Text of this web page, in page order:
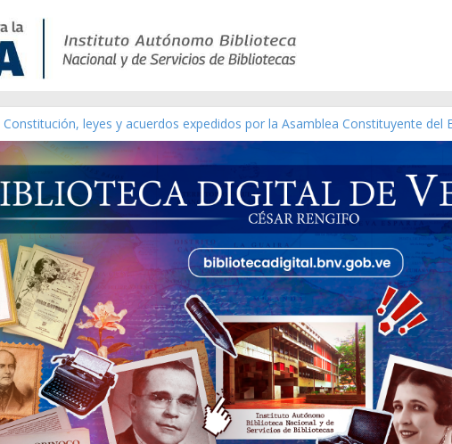
Constitución, leyes y acuerdos expedidos por la Asamblea Constituyente del
Una Parálisis [material gráfico]
Modesta Bor Sánchez [material gráfico]
Gaceta Oficial de la República de Venezuela año CXXXIII Mes V, Caracas 09
Catálogo temático de obras de Modesta Bor